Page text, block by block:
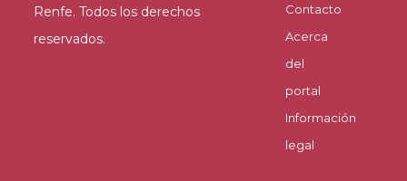
Renfe. Todos los derechos
reservados.
Contacto
Acerca
del
portal
Información
legal